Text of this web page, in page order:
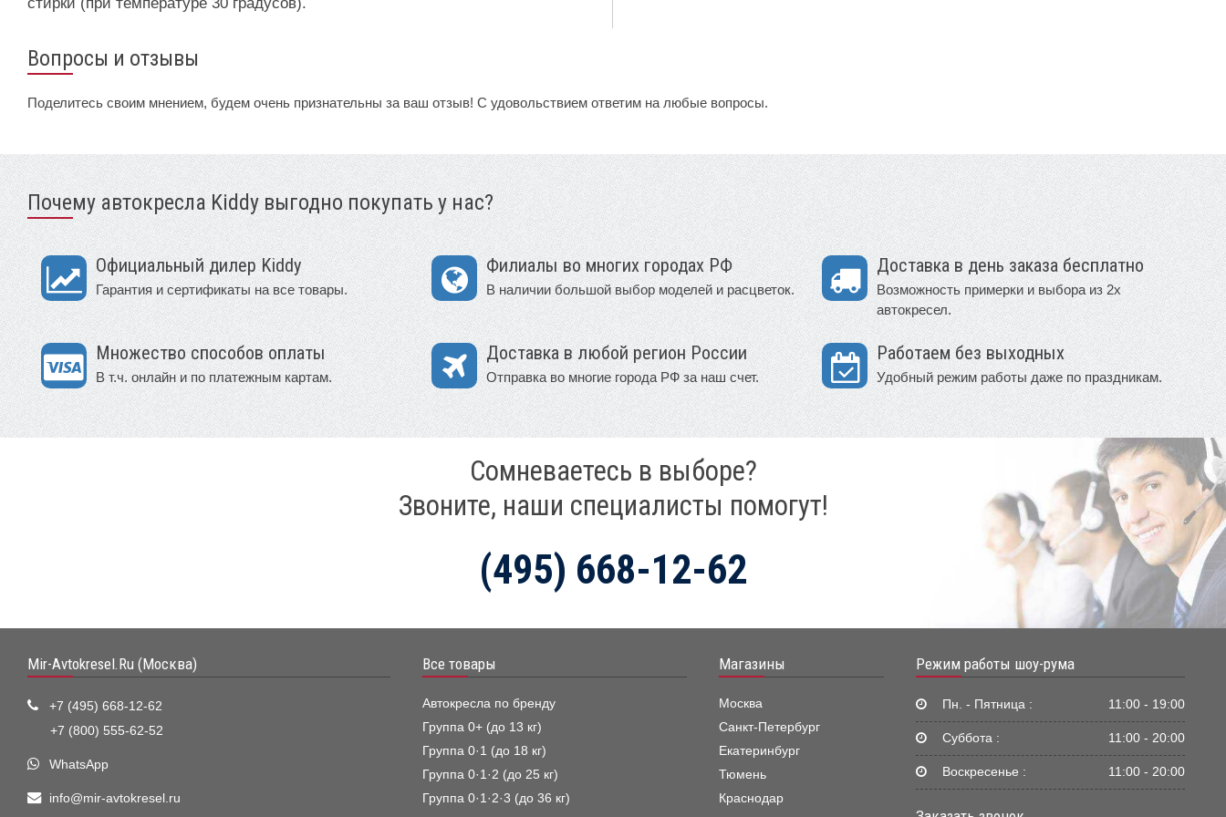
Вопросы и отзывы
Поделитесь своим мнением, будем очень признательны за ваш отзыв! С удовольствием ответим на любые вопросы.
Почему автокресла Kiddy выгодно покупать у нас?
Официальный дилер Kiddy
Гарантия и сертификаты на все товары.
Филиалы во многих городах РФ
В наличии большой выбор моделей и расцветок.
Доставка в день заказа бесплатно
Возможность примерки и выбора из 2х
автокресел.
Множество способов оплаты
В т.ч. онлайн и по платежным картам.
Доставка в любой регион России
Отправка во многие города РФ за наш счет.
Работаем без выходных
Удобный режим работы даже по праздникам.
Сомневаетесь в выборе?
Звоните, наши специалисты помогут!
(495) 668-12-62
Mir-Avtokresel.Ru (Москва)
+7 (495) 668-12-62
+7 (800) 555-62-52
WhatsApp
info@mir-avtokresel.ru
Все товары
Автокресла по бренду
Группа 0+ (до 13 кг)
Группа 0·1 (до 18 кг)
Группа 0·1·2 (до 25 кг)
Группа 0·1·2·3 (до 36 кг)
Магазины
Москва
Санкт-Петербург
Екатеринбург
Тюмень
Краснодар
Режим работы шоу-рума
Пн. - Пятница : 11:00 - 19:00
Суббота : 11:00 - 20:00
Воскресенье : 11:00 - 20:00